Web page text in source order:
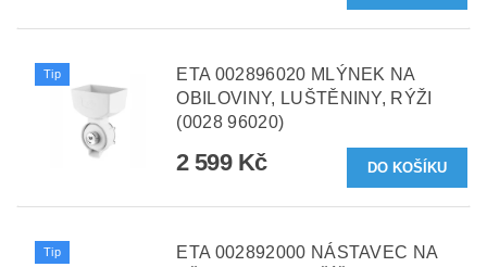
Tip
ETA 002896020 MLÝNEK NA
OBILOVINY, LUŠTĚNINY, RÝŽI
(0028 96020)
2 599 Kč
Tip
ETA 002892000 NÁSTAVEC NA